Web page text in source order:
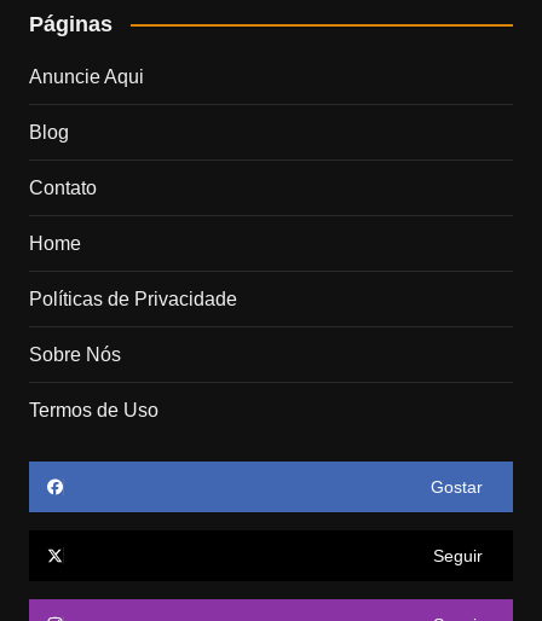
Páginas
Anuncie Aqui
Blog
Contato
Home
Políticas de Privacidade
Sobre Nós
Termos de Uso
Gostar
Seguir